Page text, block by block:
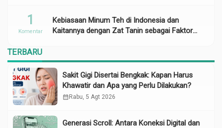
Kebiasaan Minum Teh di Indonesia dan
Kaitannya dengan Zat Tanin sebagai Faktor
1
Komentar
TERBARU
Sakit Gigi Disertai Bengkak: Kapan Harus
Khawatir dan Apa yang Perlu Dilakukan?
calendar_month Rabu, 5 Agt 2026
Generasi Scroll: Antara Koneksi Digital dan